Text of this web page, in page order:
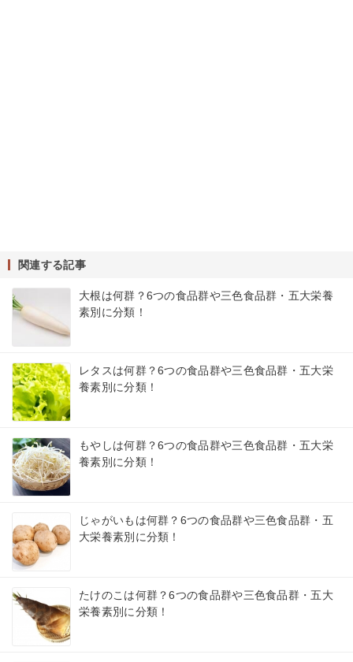
関連する記事
大根は何群？6つの食品群や三色食品群・五大栄養
素別に分類！
レタスは何群？6つの食品群や三色食品群・五大栄
養素別に分類！
もやしは何群？6つの食品群や三色食品群・五大栄
養素別に分類！
じゃがいもは何群？6つの食品群や三色食品群・五
大栄養素別に分類！
たけのこは何群？6つの食品群や三色食品群・五大
栄養素別に分類！